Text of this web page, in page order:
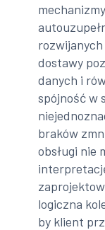
dostawy
danych i
spójność w
braków
obsługi nie
logiczna
by klient